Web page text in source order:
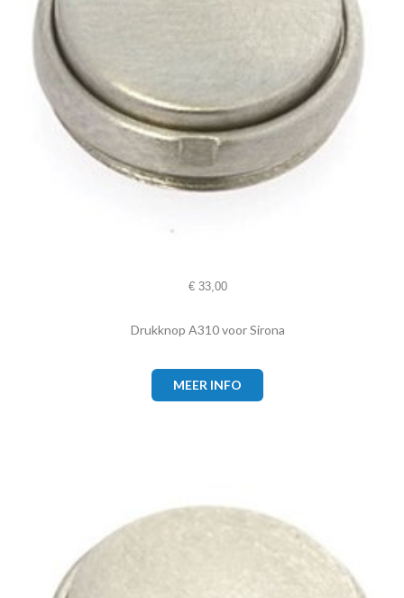
€33,00
Drukknop A310 voor Sirona
MEER INFO